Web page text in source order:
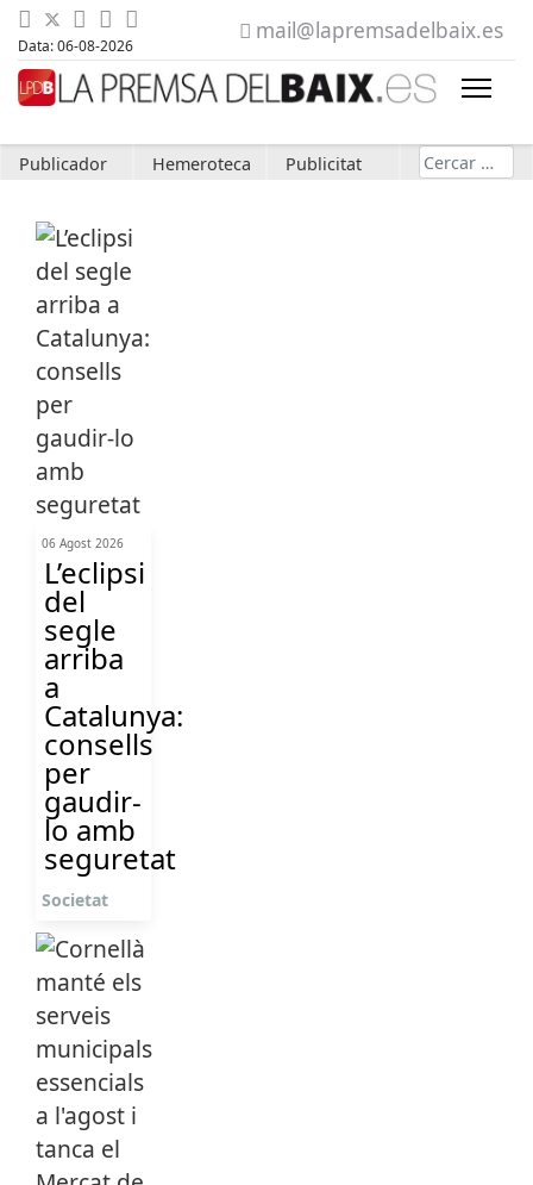
Data: 06-08-2026
mail@lapremsadelbaix.es
Publicador Hemeroteca Publicitat Cerca
06 Agost 2026
L’eclipsi
del
segle
arriba
a
Catalunya:
consells
per
gaudir-
lo amb
seguretat
Societat